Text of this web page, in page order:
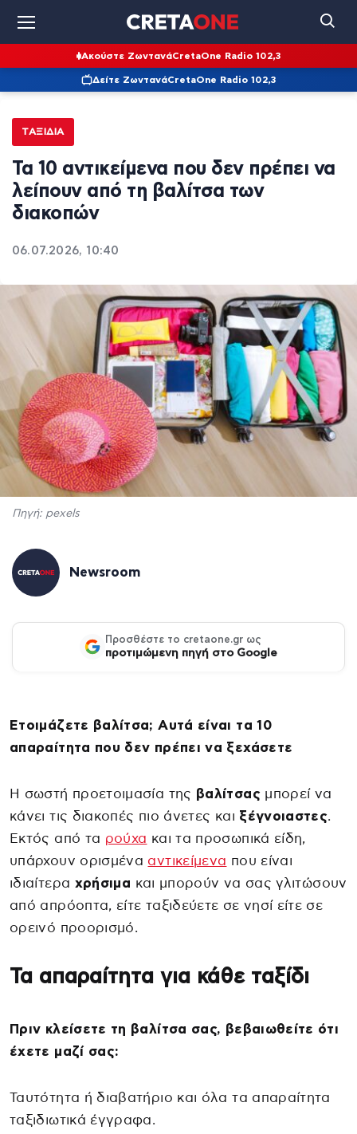
Ακούστε ΖωντανάCretaOne Radio 102,3
Δείτε ΖωντανάCretaOne Radio 102,3
ΤΑΞΊΔΙΑ
Τα 10 αντικείμενα που δεν πρέπει να
λείπουν από τη βαλίτσα των
διακοπών
06.07.2026, 10:40
Πηγή: pexels
Newsroom
Προσθέστε το cretaone.gr ως
προτιμώμενη πηγή στο Google
Ετοιμάζετε βαλίτσα; Αυτά είναι τα 10
απαραίτητα που δεν πρέπει να ξεχάσετε
Η σωστή προετοιμασία της βαλίτσαςμπορεί να
κάνει τις διακοπές πιο άνετες και ξέγνοιαστες.
Εκτός από τα ρούχα και τα προσωπικά είδη,
υπάρχουν ορισμένα αντικείμενα που είναι
ιδιαίτερα χρήσιμα και μπορούν να σας γλιτώσουν
από απρόοπτα, είτε ταξιδεύετε σε νησί είτε σε
ορεινό προορισμό.
Τα απαραίτητα για κάθε ταξίδι
Πριν κλείσετε τη βαλίτσα σας, βεβαιωθείτε ότι
έχετε μαζί σας:
Ταυτότητα ή διαβατήριο και όλα τα απαραίτητα
ταξιδιωτικά έγγραφα.